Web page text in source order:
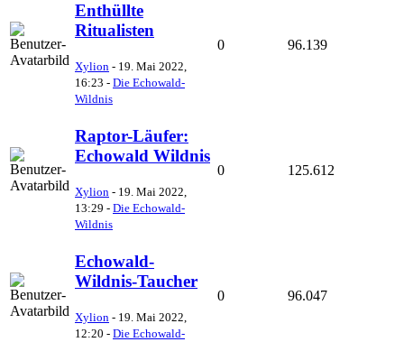
Enthüllte
Ritualisten
Xylion - 19. Mai 2022,
16:23 - Die Echowald-
Wildnis
0 96.139
Raptor-Läufer:
Echowald Wildnis
Xylion - 19. Mai 2022,
13:29 - Die Echowald-
Wildnis
0 125.612
Echowald-
Wildnis-Taucher
Xylion - 19. Mai 2022,
12:20 - Die Echowald-
0 96.047